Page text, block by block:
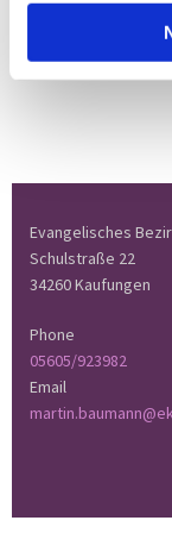
Evangelisches
Schulstraße 22
34260 Kaufungen
Phone
05605/923982
Email